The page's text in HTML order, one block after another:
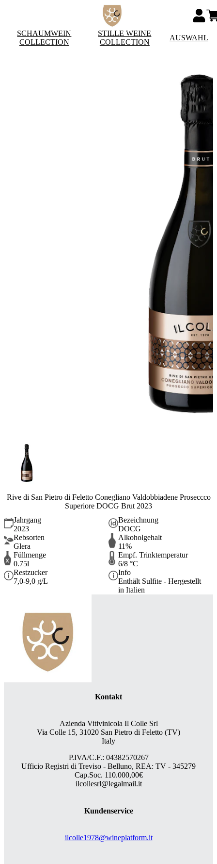
SCHAUMWEIN
COLLECTION
STILLE WEINE
COLLECTION
AUSWAHL
Rive di San Pietro di Feletto Conegliano Valdobbiadene Proseccco
Superiore DOCG Brut 2023
Jahrgang
2023
Bezeichnung
DOCG
Rebsorten
Glera
Alkoholgehalt
11%
Füllmenge
0.75l
Empf. Trinktemperatur
6/8 °C
Restzucker
7,0-9,0 g/L
Info
Enthält Sulfite - Hergestellt
in Italien
Kontakt
Azienda Vitivinicola Il Colle Srl
Via Colle 15, 31020 San Pietro di Feletto (TV)
Italy
P.IVA/C.F.: 04382570267
Ufficio Registri di Treviso - Belluno, REA: TV - 345279
Cap.Soc. 110.000,00€
ilcollesrl@legalmail.it
Kundenservice
ilcolle1978@wineplatform.it